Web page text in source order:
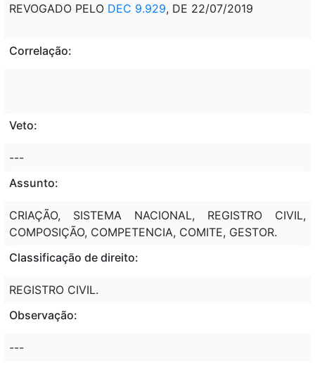
REVOGADO PELO DEC 9.929, DE 22/07/2019
Correlação:
Veto:
---
Assunto:
CRIAÇÃO, SISTEMA NACIONAL, REGISTRO CIVIL,
COMPOSIÇÃO, COMPETENCIA, COMITE, GESTOR.
Classificação de direito:
REGISTRO CIVIL.
Observação:
---